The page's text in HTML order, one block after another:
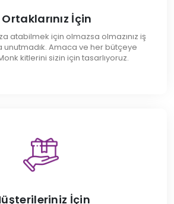
Ortaklarınız İçin
atabilmek için olmazsa olmazınız iş
unutmadık. Amaca ve her bütçeye
kitlerini sizin için tasarlıyoruz.
İçin